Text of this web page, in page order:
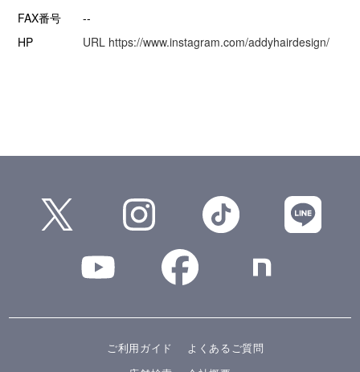
FAX番号
--
HP
URL https://www.instagram.com/addyhairdesign/
ご利用ガイド
よくあるご質問